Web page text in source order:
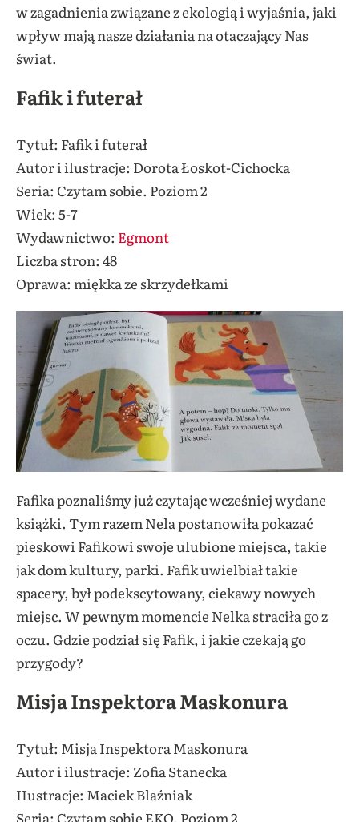
w zagadnienia związane z ekologią i wyjaśnia, jaki
wpływ mają nasze działania na otaczający Nas
świat.
Fafik i futerał
Tytuł: Fafik i futerał
Autor i ilustracje: Dorota Łoskot-Cichocka
Seria: Czytam sobie. Poziom 2
Wiek: 5-7
Wydawnictwo: Egmont
Liczba stron: 48
Oprawa: miękka ze skrzydełkami
Fafika poznaliśmy już czytając wcześniej wydane
książki. Tym razem Nela postanowiła pokazać
pieskowi Fafikowi swoje ulubione miejsca, takie
jak dom kultury, parki. Fafik uwielbiał takie
spacery, był podekscytowany, ciekawy nowych
miejsc. W pewnym momencie Nelka straciła go z
oczu. Gdzie podział się Fafik, i jakie czekają go
przygody?
Misja Inspektora Maskonura
Tytuł: Misja Inspektora Maskonura
Autor i ilustracje: Zofia Stanecka
IIustracje: Maciek Blaźniak
Seria: Czytam sobie EKO. Poziom 2